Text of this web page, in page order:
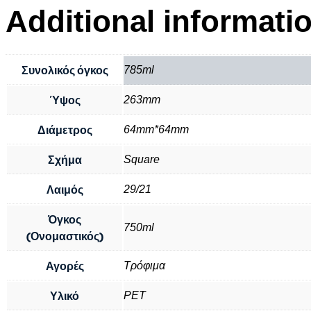
Additional
Συνολικός όγκος 785ml
Ύψος 263mm
Διάμετρος 64mm*64mm
Σχήμα Square
Λαιμός 29/21
Όγκος
(Ονομαστικός)
750ml
Αγορές Τρόφιμα
Υλικό PET